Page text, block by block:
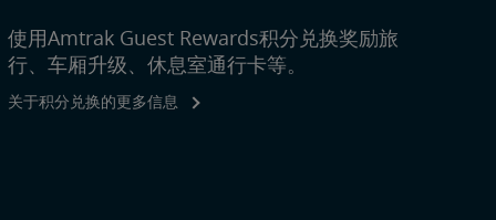
使用Amtrak Guest Rewards积分兑换奖励旅
行、车厢升级、休息室通行卡等。
关于积分兑换的更多信息